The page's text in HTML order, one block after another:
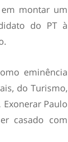
montar um
do PT à
eminência
do Turismo,
Paulo
casado com